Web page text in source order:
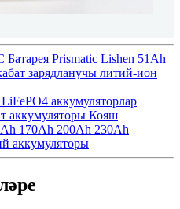
Prismatic Lishen 51Ah
зарядланучы литий-ион
аккумуляторлар
аккумуляторы Кояш
170Ah 200Ah 230Ah
аккумуляторы